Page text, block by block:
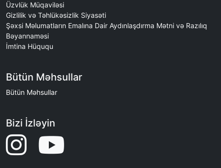
Üzvlük Müqaviləsi
Gizlilik və Təhlükəsizlik Siyasəti
Şəxsi Məlumatların Emalına Dair Aydınlaşdırma Mətni və Razılıq
Bəyannaməsi
İmtina Hüququ
Bütün Məhsullar
Bütün Məhsullar
Bizi İzləyin